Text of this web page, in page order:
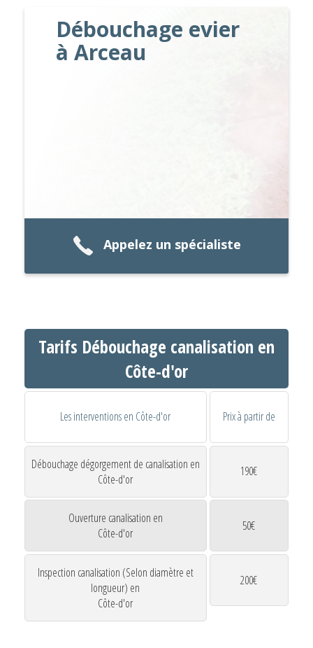
Débouchage evier
à Arceau
Appelez un spécialiste
Tarifs Débouchage canalisation en
Côte-d'or
Les interventions en Côte-d'or Prix à partir de
Débouchage dégorgement de canalisation en
Côte-d'or
190€
Ouverture canalisation en
Côte-d'or
50€
Inspection canalisation (Selon diamètre et
longueur) en
Côte-d'or
200€